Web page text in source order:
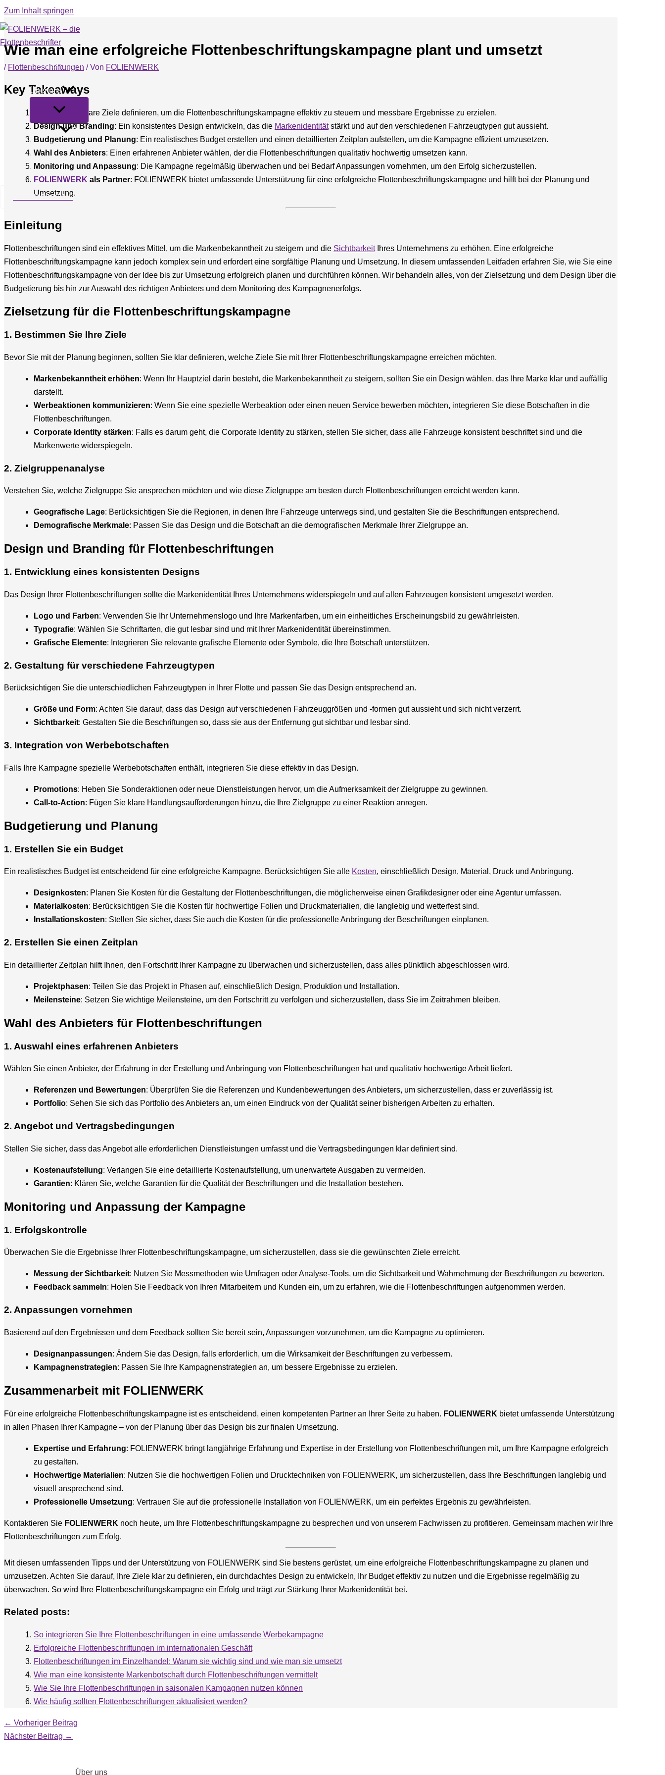
Zum Inhalt springen
FOLIENWERK
Über uns
Blog
Kontakt
Datenschutz
Impressum
+49 170 52 88 448
Wie man eine erfolgreiche Flottenbeschriftungskampagne plant und umsetzt
/ Flottenbeschriftungen / Von FOLIENWERK
Key Takeaways
Zielsetzung
: Klare Ziele definieren, um die Flottenbeschriftungskampagne effektiv zu steuern und messbare Ergebnisse zu erzielen.
Design und Branding: Ein konsistentes Design entwickeln, das die Markenidentitätstärkt und auf den verschiedenen Fahrzeugtypen gut aussieht.
Budgetierung und Planung: Ein realistisches Budget erstellen und einen detaillierten Zeitplan aufstellen, um die Kampagne effizient umzusetzen.
Wahl des Anbieters: Einen erfahrenen Anbieter wählen, der die Flottenbeschriftungen qualitativ hochwertig umsetzen kann.
Monitoring und Anpassung: Die Kampagne regelmäßig überwachen und bei Bedarf Anpassungen vornehmen, um den Erfolg sicherzustellen.
FOLIENWERK als Partner: FOLIENWERK bietet umfassende Unterstützung für eine erfolgreiche Flottenbeschriftungskampagne und hilft bei der Planung und
Umsetzung.
Einleitung
Flottenbeschriftungen sind ein effektives Mittel, um die Markenbekanntheit zu steigern und die SichtbarkeitIhres Unternehmens zu erhöhen. Eine erfolgreiche
Flottenbeschriftungskampagne kann jedoch komplex sein und erfordert eine sorgfältige Planung und Umsetzung. In diesem umfassenden Leitfaden erfahren Sie, wie Sie eine
Flottenbeschriftungskampagne von der Idee bis zur Umsetzung erfolgreich planen und durchführen können. Wir behandeln alles, von der Zielsetzung und dem Design über die
Budgetierung bis hin zur Auswahl des richtigen Anbieters und dem Monitoring des Kampagnenerfolgs.
Zielsetzung für die Flottenbeschriftungskampagne
1. Bestimmen Sie Ihre Ziele
Bevor Sie mit der Planung beginnen, sollten Sie klar definieren, welche Ziele Sie mit Ihrer Flottenbeschriftungskampagne erreichen möchten.
Markenbekanntheit erhöhen: Wenn Ihr Hauptziel darin besteht, die Markenbekanntheit zu steigern, sollten Sie ein Design wählen, das Ihre Marke klar und auffällig
darstellt.
Werbeaktionen kommunizieren: Wenn Sie eine spezielle Werbeaktion oder einen neuen Service bewerben möchten, integrieren Sie diese Botschaften in die
Flottenbeschriftungen.
Corporate Identity stärken: Falls es darum geht, die Corporate Identity zu stärken, stellen Sie sicher, dass alle Fahrzeuge konsistent beschriftet sind und die
Markenwerte widerspiegeln.
2. Zielgruppenanalyse
Verstehen Sie, welche Zielgruppe Sie ansprechen möchten und wie diese Zielgruppe am besten durch Flottenbeschriftungen erreicht werden kann.
Geografische Lage: Berücksichtigen Sie die Regionen, in denen Ihre Fahrzeuge unterwegs sind, und gestalten Sie die Beschriftungen entsprechend.
Demografische Merkmale: Passen Sie das Design und die Botschaft an die demografischen Merkmale Ihrer Zielgruppe an.
Design und Branding für Flottenbeschriftungen
1. Entwicklung eines konsistenten Designs
Das Design Ihrer Flottenbeschriftungen sollte die Markenidentität Ihres Unternehmens widerspiegeln und auf allen Fahrzeugen konsistent umgesetzt werden.
Logo und Farben: Verwenden Sie Ihr Unternehmenslogo und Ihre Markenfarben, um ein einheitliches Erscheinungsbild zu gewährleisten.
Typografie: Wählen Sie Schriftarten, die gut lesbar sind und mit Ihrer Markenidentität übereinstimmen.
Grafische Elemente: Integrieren Sie relevante grafische Elemente oder Symbole, die Ihre Botschaft unterstützen.
2. Gestaltung für verschiedene Fahrzeugtypen
Berücksichtigen Sie die unterschiedlichen Fahrzeugtypen in Ihrer Flotte und passen Sie das Design entsprechend an.
Größe und Form: Achten Sie darauf, dass das Design auf verschiedenen Fahrzeuggrößen und -formen gut aussieht und sich nicht verzerrt.
Sichtbarkeit: Gestalten Sie die Beschriftungen so, dass sie aus der Entfernung gut sichtbar und lesbar sind.
3. Integration von Werbebotschaften
Falls Ihre Kampagne spezielle Werbebotschaften enthält, integrieren Sie diese effektiv in das Design.
Promotions: Heben Sie Sonderaktionen oder neue Dienstleistungen hervor, um die Aufmerksamkeit der Zielgruppe zu gewinnen.
Call-to-Action: Fügen Sie klare Handlungsaufforderungen hinzu, die Ihre Zielgruppe zu einer Reaktion anregen.
Budgetierung und Planung
1. Erstellen Sie ein Budget
Ein realistisches Budget ist entscheidend für eine erfolgreiche Kampagne. Berücksichtigen Sie alle Kosten, einschließlich Design, Material, Druck und Anbringung.
Designkosten: Planen Sie Kosten für die Gestaltung der Flottenbeschriftungen, die möglicherweise einen Grafikdesigner oder eine Agentur umfassen.
Materialkosten: Berücksichtigen Sie die Kosten für hochwertige Folien und Druckmaterialien, die langlebig und wetterfest sind.
Installationskosten: Stellen Sie sicher, dass Sie auch die Kosten für die professionelle Anbringung der Beschriftungen einplanen.
2. Erstellen Sie einen Zeitplan
Ein detaillierter Zeitplan hilft Ihnen, den Fortschritt Ihrer Kampagne zu überwachen und sicherzustellen, dass alles pünktlich abgeschlossen wird.
Projektphasen: Teilen Sie das Projekt in Phasen auf, einschließlich Design, Produktion und Installation.
Meilensteine: Setzen Sie wichtige Meilensteine, um den Fortschritt zu verfolgen und sicherzustellen, dass Sie im Zeitrahmen bleiben.
Wahl des Anbieters für Flottenbeschriftungen
1. Auswahl eines erfahrenen Anbieters
Wählen Sie einen Anbieter, der Erfahrung in der Erstellung und Anbringung von Flottenbeschriftungen hat und qualitativ hochwertige Arbeit liefert.
Referenzen und Bewertungen: Überprüfen Sie die Referenzen und Kundenbewertungen des Anbieters, um sicherzustellen, dass er zuverlässig ist.
Portfolio: Sehen Sie sich das Portfolio des Anbieters an, um einen Eindruck von der Qualität seiner bisherigen Arbeiten zu erhalten.
2. Angebot und Vertragsbedingungen
Stellen Sie sicher, dass das Angebot alle erforderlichen Dienstleistungen umfasst und die Vertragsbedingungen klar definiert sind.
Kostenaufstellung: Verlangen Sie eine detaillierte Kostenaufstellung, um unerwartete Ausgaben zu vermeiden.
Garantien: Klären Sie, welche Garantien für die Qualität der Beschriftungen und die Installation bestehen.
Monitoring und Anpassung der Kampagne
1. Erfolgskontrolle
Überwachen Sie die Ergebnisse Ihrer Flottenbeschriftungskampagne, um sicherzustellen, dass sie die gewünschten Ziele erreicht.
Messung der Sichtbarkeit: Nutzen Sie Messmethoden wie Umfragen oder Analyse-Tools, um die Sichtbarkeit und Wahrnehmung der Beschriftungen zu bewerten.
Feedback sammeln: Holen Sie Feedback von Ihren Mitarbeitern und Kunden ein, um zu erfahren, wie die Flottenbeschriftungen aufgenommen werden.
2. Anpassungen vornehmen
Basierend auf den Ergebnissen und dem Feedback sollten Sie bereit sein, Anpassungen vorzunehmen, um die Kampagne zu optimieren.
Designanpassungen: Ändern Sie das Design, falls erforderlich, um die Wirksamkeit der Beschriftungen zu verbessern.
Kampagnenstrategien: Passen Sie Ihre Kampagnenstrategien an, um bessere Ergebnisse zu erzielen.
Zusammenarbeit mit FOLIENWERK
Für eine erfolgreiche Flottenbeschriftungskampagne ist es entscheidend, einen kompetenten Partner an Ihrer Seite zu haben. FOLIENWERK bietet umfassende Unterstützung
in allen Phasen Ihrer Kampagne – von der Planung über das Design bis zur finalen Umsetzung.
Expertise und Erfahrung: FOLIENWERK bringt langjährige Erfahrung und Expertise in der Erstellung von Flottenbeschriftungen mit, um Ihre Kampagne erfolgreich
zu gestalten.
Hochwertige Materialien: Nutzen Sie die hochwertigen Folien und Drucktechniken von FOLIENWERK, um sicherzustellen, dass Ihre Beschriftungen langlebig und
visuell ansprechend sind.
Professionelle Umsetzung: Vertrauen Sie auf die professionelle Installation von FOLIENWERK, um ein perfektes Ergebnis zu gewährleisten.
Kontaktieren Sie FOLIENWERK noch heute, um Ihre Flottenbeschriftungskampagne zu besprechen und von unserem Fachwissen zu profitieren. Gemeinsam machen wir Ihre
Flottenbeschriftungen zum Erfolg.
Mit diesen umfassenden Tipps und der Unterstützung von FOLIENWERK sind Sie bestens gerüstet, um eine erfolgreiche Flottenbeschriftungskampagne zu planen und
umzusetzen. Achten Sie darauf, Ihre Ziele klar zu definieren, ein durchdachtes Design zu entwickeln, Ihr Budget effektiv zu nutzen und die Ergebnisse regelmäßig zu
überwachen. So wird Ihre Flottenbeschriftungskampagne ein Erfolg und trägt zur Stärkung Ihrer Markenidentität bei.
Related posts:
So integrieren Sie Ihre Flottenbeschriftungen in eine umfassende Werbekampagne
Erfolgreiche Flottenbeschriftungen im internationalen Geschäft
Flottenbeschriftungen im Einzelhandel: Warum sie wichtig sind und wie man sie umsetzt
Wie man eine konsistente Markenbotschaft durch Flottenbeschriftungen vermittelt
Wie Sie Ihre Flottenbeschriftungen in saisonalen Kampagnen nutzen können
Wie häufig sollten Flottenbeschriftungen aktualisiert werden?
← Vorheriger Beitrag
Nächster Beitrag →
Über uns